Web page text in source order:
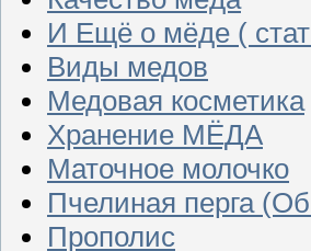
И Ещё о мёде (
Виды медов
Медовая косметика
Хранение МЁДА
Маточное молочко
Пчелиная перга
Прополис